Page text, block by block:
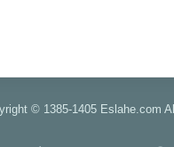
© 1385-1405 Eslahe.com